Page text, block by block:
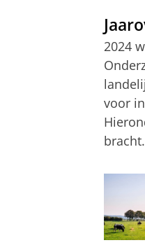
2024
voor
bracht.